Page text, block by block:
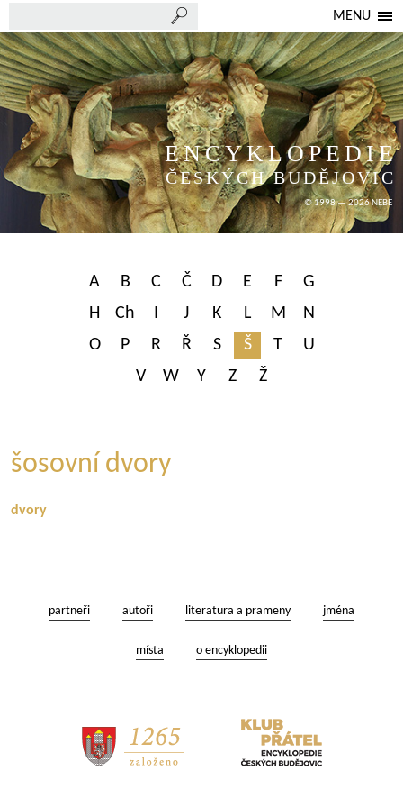
MENU
ENCYKLOPEDIE
ČESKÝCH BUDĚJOVIC
© 1998 — 2026 NEBE
A B C Č D E F
G
H
Ch I J K L M
N
O
P R Ř S Š T
U
V
W Y Z Ž
šosovní dvory
dvory
partneři autoři literatura a prameny jména
místa o encyklopedii